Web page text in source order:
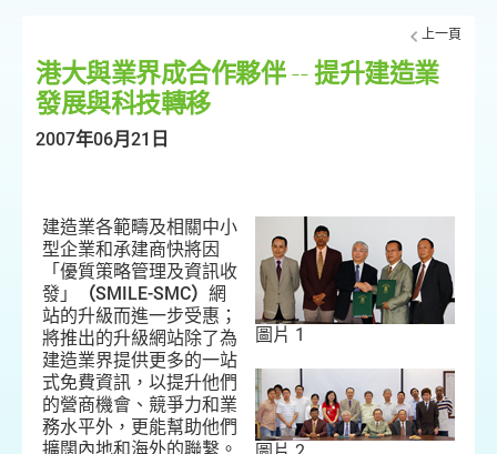
上一頁
港大與業界成合作夥伴 -- 提升建造業
發展與科技轉移
2007年06月21日
建造業各範疇及相關中小
型企業和承建商快將因
「優質策略管理及資訊收
發」
（SMILE-SMC） 網
站的升級而進一步受惠；
將推出的升級網站除了為
建造業界提供更多的一站
式免費資訊，以提升他們
的營商機會、競爭力和業
務水平外，更能幫助他們
擴闊內地和海外的聯繫。
圖片 1